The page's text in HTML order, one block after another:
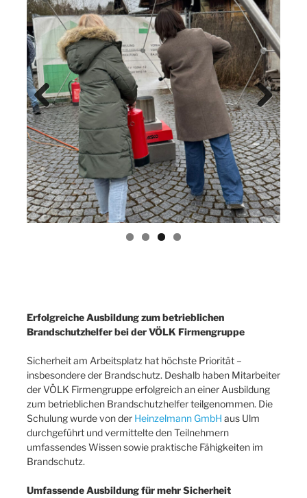
Previ
ous
Next
Erfolgreiche Ausbildung zum betrieblichen
Brandschutzhelfer bei der VÖLK Firmengruppe
Sicherheit am Arbeitsplatz hat höchste Priorität –
insbesondere der Brandschutz. Deshalb haben Mitarbeiter
der VÖLK Firmengruppe erfolgreich an einer Ausbildung
zum betrieblichen Brandschutzhelfer teilgenommen. Die
Schulung wurde von der Heinzelmann GmbH aus Ulm
durchgeführt und vermittelte den Teilnehmern
umfassendes Wissen sowie praktische Fähigkeiten im
Brandschutz.
Umfassende Ausbildung für mehr Sicherheit